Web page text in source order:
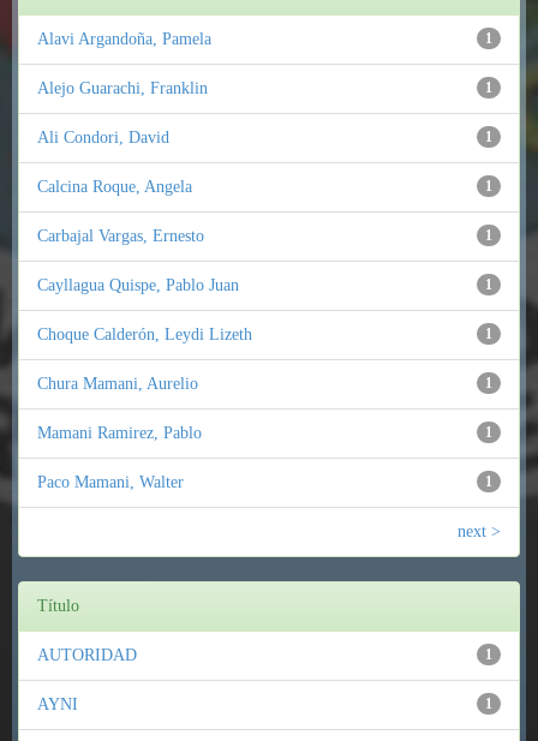
1
Alavi Argandoña, Pamela
1
Alejo Guarachi, Franklin
1
Ali Condori, David
1
Calcina Roque, Angela
1
Carbajal Vargas, Ernesto
1
Cayllagua Quispe, Pablo Juan
1
Choque Calderón, Leydi Lizeth
1
Chura Mamani, Aurelio
1
Mamani Ramirez, Pablo
1
Paco Mamani, Walter
next >
Título
1
AUTORIDAD
1
AYNI